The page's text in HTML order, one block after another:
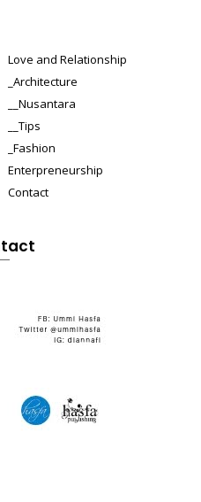
Love and Relationship
_Architecture
__Nusantara
__Tips
_Fashion
Enterpreneurship
Contact